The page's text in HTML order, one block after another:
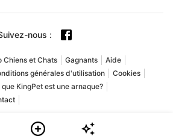
nous :
Chiens et Chats Gagnants
Aide
générales d'utilisation
Cookies
KingPet est une arnaque?
photo animaux en ligne dédié aux